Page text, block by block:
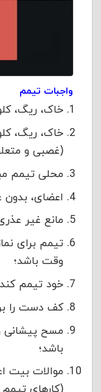
واجبات تیمم
خاک، ريگ،
خاک، ريگ،
(غصبی و
محلی تیمم
اعضای، بدون
مانع غیر
تیمم برای
وقت باشد؛
خود تیمم
کف دست را
مسح پیشانی
باشد؛
موالات بیت